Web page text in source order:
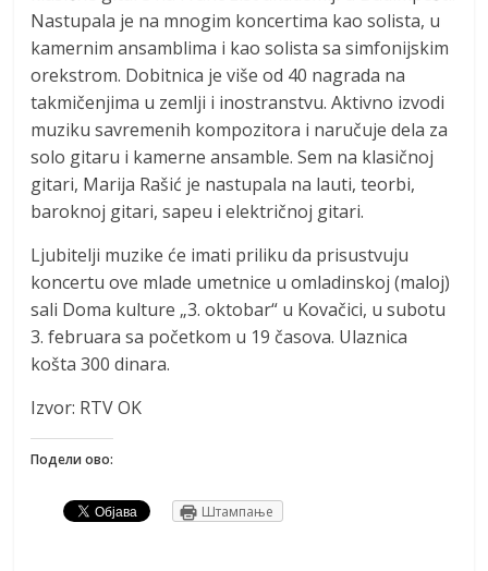
Nastupala je na mnogim koncertima kao solista, u
kamernim ansamblima i kao solista sa simfonijskim
orekstrom. Dobitnica je više od 40 nagrada na
takmičenjima u zemlji i inostranstvu. Aktivno izvodi
muziku savremenih kompozitora i naručuje dela za
solo gitaru i kamerne ansamble. Sem na klasičnoj
gitari, Marija Rašić je nastupala na lauti, teorbi,
baroknoj gitari, sapeu i električnoj gitari.
Ljubitelji muzike će imati priliku da prisustvuju
koncertu ove mlade umetnice u omladinskoj (maloj)
sali Doma kulture „3. oktobar“ u Kovačici, u subotu
3. februara sa početkom u 19 časova. Ulaznica
košta 300 dinara.
Izvor: RTV OK
Подели ово:
Штампање